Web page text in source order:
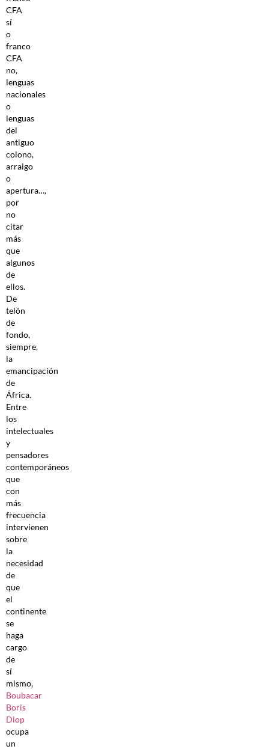
CFA
sí
o
franco
CFA
no,
lenguas
nacionales
o
lenguas
del
antiguo
colono,
arraigo
o
apertura…,
por
no
citar
más
que
algunos
de
ellos.
De
telón
de
fondo,
siempre,
la
emancipación
de
África.
Entre
los
intelectuales
y
pensadores
contemporáneos
que
con
más
frecuencia
intervienen
sobre
la
necesidad
de
que
el
continente
se
haga
cargo
de
sí
mismo,
Boubacar
Boris
Diop
ocupa
un